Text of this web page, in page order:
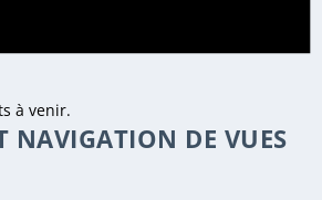
à venir.
NAVIGATION DE VUES